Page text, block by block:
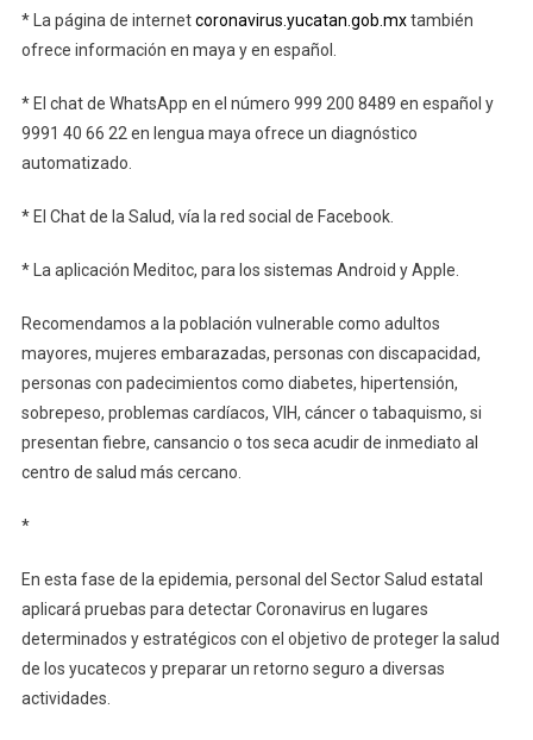
* La página de internetcoronavirus.yucatan.gob.mxtambién
ofrece información en maya y en español.
* El chat de WhatsApp en el número 999 200 8489 en español y
9991 40 66 22 en lengua maya ofrece un diagnóstico
automatizado.
* El Chat de la Salud, vía la red social de Facebook.
* La aplicación Meditoc, para los sistemas Android y Apple.
Recomendamos a la población vulnerable como adultos
mayores, mujeres embarazadas, personas con discapacidad,
personas con padecimientos como diabetes, hipertensión,
sobrepeso, problemas cardíacos, VIH, cáncer o tabaquismo, si
presentan fiebre, cansancio o tos seca acudir de inmediato al
centro de salud más cercano.
*
En esta fase de la epidemia, personal del Sector Salud estatal
aplicará pruebas para detectar Coronavirus en lugares
determinados y estratégicos con el objetivo de proteger la salud
de los yucatecos y preparar un retorno seguro a diversas
actividades.